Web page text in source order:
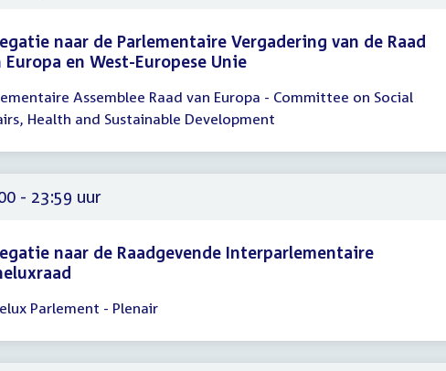
naar de Parlementaire Vergadering van de Raad
Europa en West-Europese Unie
Assemblee Raad van Europa - Committee on Social
Health and Sustainable Development
- 23:59 uur
naar de Raadgevende Interparlementaire
Parlement - Plenair